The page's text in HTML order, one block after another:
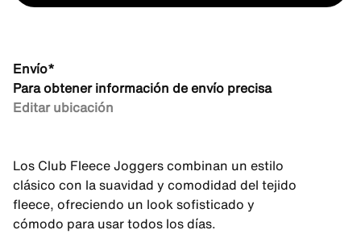
Envío*
Para obtener información de envío precisa
Editar ubicación
Los Club Fleece Joggers combinan un estilo
clásico con la suavidad y comodidad del tejido
fleece, ofreciendo un look sofisticado y
cómodo para usar todos los días.